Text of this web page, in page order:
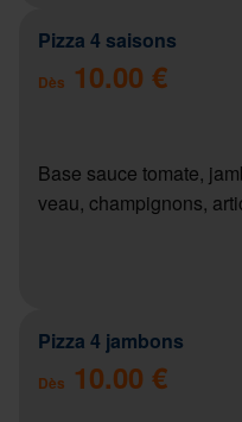
Pizza 4 saisons
Dès 10.00 €
Base sauce tomate,
veau, champignons,
Pizza 4 jambons
Dès 10.00 €